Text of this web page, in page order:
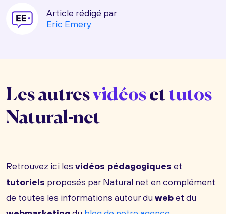
Article rédigé par
Eric Emery
Les autresvidéosettutos
Natural-net
Retrouvez ici les vidéos pédagogiques et
tutoriels proposés par Natural net en complément
de toutes les informations autour du webet du